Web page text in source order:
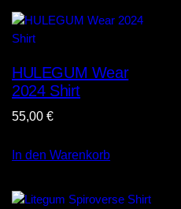
HULEGUM Wear
2024 Shirt
55,00€
In den Warenkorb